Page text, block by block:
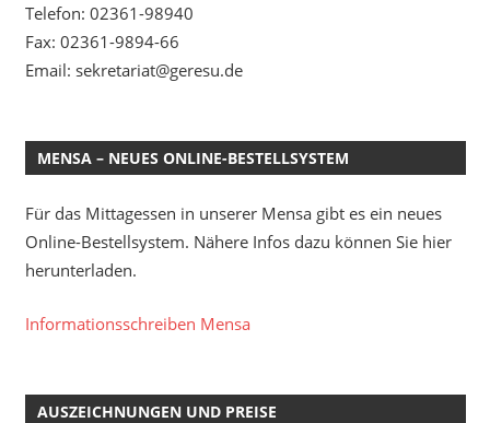
Telefon: 02361-98940
Fax: 02361-9894-66
Email: sekretariat@geresu.de
MENSA – NEUES ONLINE-BESTELLSYSTEM
Für das Mittagessen in unserer Mensa gibt es ein neues
Online-Bestellsystem. Nähere Infos dazu können Sie hier
herunterladen.
Informationsschreiben Mensa
AUSZEICHNUNGEN UND PREISE